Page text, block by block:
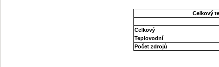
Celkový
Celkový
Teplovodní
Počet zdrojů